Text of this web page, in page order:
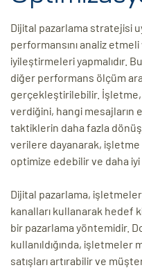
Dijital pazarlama stratejisi
performansını analiz
iyileştirmeleri yapmalıdır.
diğer performans ölçüm
gerçekleştirilebilir. İşletme,
verdiğini, hangi mesajların
taktiklerin daha fazla
verilere dayanarak,
optimize edebilir ve daha
Dijital pazarlama,
kanalları kullanarak hedef
bir pazarlama yöntemidir.
kullanıldığında, işletmeler
satışları artırabilir ve